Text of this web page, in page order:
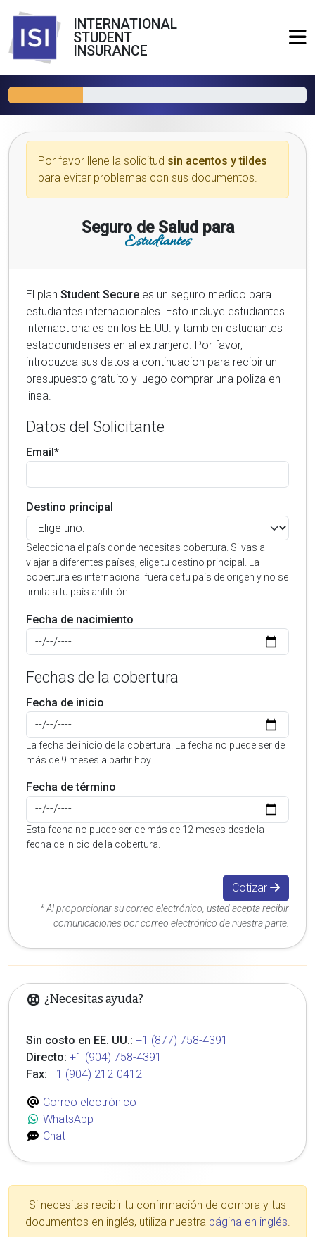
INTERNATIONAL
STUDENT
INSURANCE
Por favor llene la solicitud sin acentos y tildes
para evitar problemas con sus documentos.
Seguro de Salud para
Estudiantes
El plan Student Secure es un seguro medico para
estudiantes internacionales. Esto incluye estudiantes
internactionales en los EE.UU. y tambien estudiantes
estadounidenses en al extranjero. Por favor,
introduzca sus datos a continuacion para recibir un
presupuesto gratuito y luego comprar una poliza en
linea.
Datos del Solicitante
Email*
Destino principal
Selecciona el país donde necesitas cobertura. Si vas a
viajar a diferentes países, elige tu destino principal. La
cobertura es internacional fuera de tu país de origen y no se
limita a tu país anfitrión.
Fecha de nacimiento
Fechas de la cobertura
Fecha de inicio
La fecha de inicio de la cobertura. La fecha no puede ser de
más de 9 meses a partir hoy
Fecha de término
Esta fecha no puede ser de más de 12 meses desde la
fecha de inicio de la cobertura.
Cotizar
* Al proporcionar su correo electrónico, usted acepta recibir
comunicaciones por correo electrónico de nuestra parte.
¿Necesitas ayuda?
Sin costo en EE. UU.: +1 (877) 758-4391
Directo: +1 (904) 758-4391
Fax: +1 (904) 212-0412
Correo electrónico
WhatsApp
Chat
Si necesitas recibir tu confirmación de compra y tus
documentos en inglés, utiliza nuestra página en inglés.